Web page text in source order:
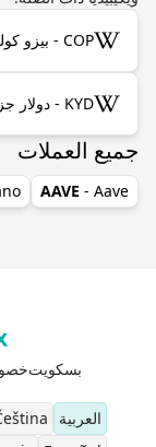
COP - بيزو كولومبي على ويكيبيديا
KYD - دولار جزر كيمن على ويكيبيديا
جميع العملات
AAVE - Aave
بسكويت
العربية